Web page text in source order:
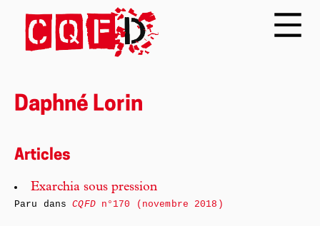
Daphné Lorin
Articles
Exarchia sous pression
Paru dansCQFDn°170 (novembre 2018)